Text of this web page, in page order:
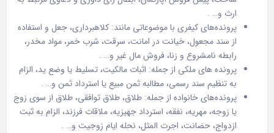
ارث و… .
پرونده‌های کیفری با موضوعاتی مانند: کلاهبرداری، جعل و استفاده
از سند مجعول، خیانت در امانت، سرقت، شرب خمر، مواد مخدر،
رابطه نامشروع و زنا، فروش مال غیر و… .
پرونده های ملکی از جمله: اثبات مالکیت، تسلیط یا وضع ید، الزام
به تنظیم سند رسمی، مطالبه ثمن مبیع یا استرداد ثمن و… .
پرونده‌های خانواده از جمله: طلاق، طلاق توافقی، طلاق از سوی زوج
یا زوجه، مهریه، نفقه، استرداد جهیزیه، ملاقات فرزند، الزام به ثبت
ازدواج، حضانت، اجرت المثل، نحله ایام زوجیت و… .